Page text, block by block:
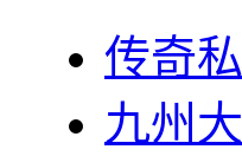
传奇
九州